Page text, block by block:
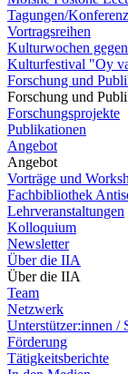
Tagungen/
Vortragsreihen
Kulturwochen
Kulturfestival "Oy
Forschung und
Forschung und
Forschungsprojekte
Publikationen
Angebot
Angebot
Vorträge und
Fachbibliothek
Lehrveranstaltungen
Kolloquium
Newsletter
Über die IIA
Über die IIA
Team
Netzwerk
Unterstützer:innen /
Förderung
Tätigkeitsberichte